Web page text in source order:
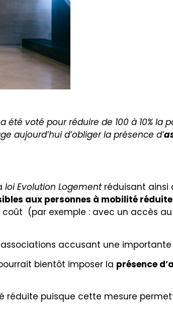
été voté pour réduire de 100 à 10%
aujourd’hui d’obliger la présence d’
loi Evolution Logementréduisant ainsi
aux personnes à mobilité réduite
(par exemple : avec un accès
accusant une importante
bientôt imposer la présence
réduite puisque cette mesure